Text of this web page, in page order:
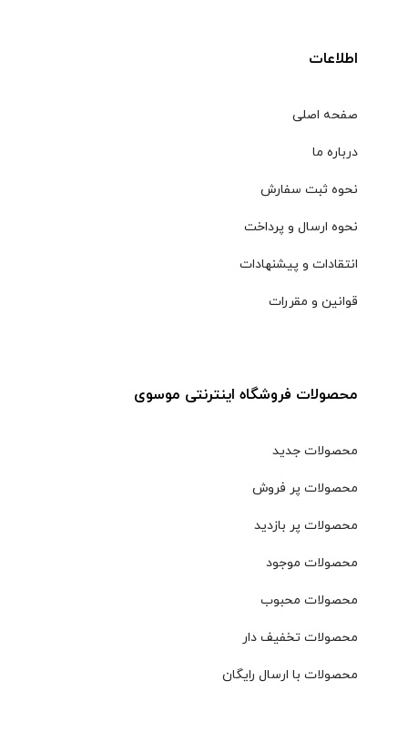
اطلاعات
صفحه اصلی
درباره ما
نحوه ثبت سفارش
نحوه ارسال و پرداخت
انتقادات و پیشنهادات
قوانین و مقررات
محصولات فروشگاه اینترنتی موسوی
محصولات جدید
محصولات پر فروش
محصولات پر بازدید
محصولات موجود
محصولات محبوب
محصولات تخفیف دار
محصولات با ارسال رایگان